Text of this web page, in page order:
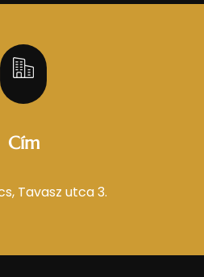
Cím
Tavasz utca 3.